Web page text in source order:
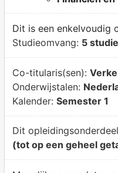
Dit is een enkelvoudig
Studieomvang: 5
Co-titularis(sen):
Onderwijstalen:
Kalender: Semester 1
Dit
(tot op een geheel